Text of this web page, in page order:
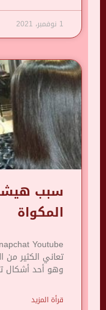
1 نوفمبر، 2021
سبب
المكواة
تعاني الكثير
وهو أحد أشكال
قرأة المزيد